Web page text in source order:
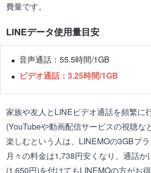
費量です。
LINEデータ使用量目安
音声通話：55.5時間/1GB
ビデオ通話：3.25時間/1GB
家族や友人とLINEビデオ通話を頻繁に
(YouTubeや動画配信サービスの視聴な
楽しむという人は、LINEMOの3GBプ
月々の料金は1,738円安くなり、通話
(1,650円)を付けてもLINEMOの方がお得